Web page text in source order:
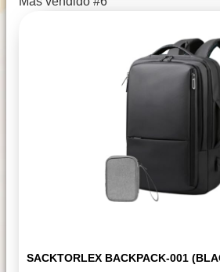
SACKTORLEX BACKPACK-001